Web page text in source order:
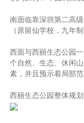
南面临靠深圳第二高
（原留仙学校，九年
西面与西丽生态公园
个自然、生态、休闲
素，并且预示着局部
西丽生态公园整体规划